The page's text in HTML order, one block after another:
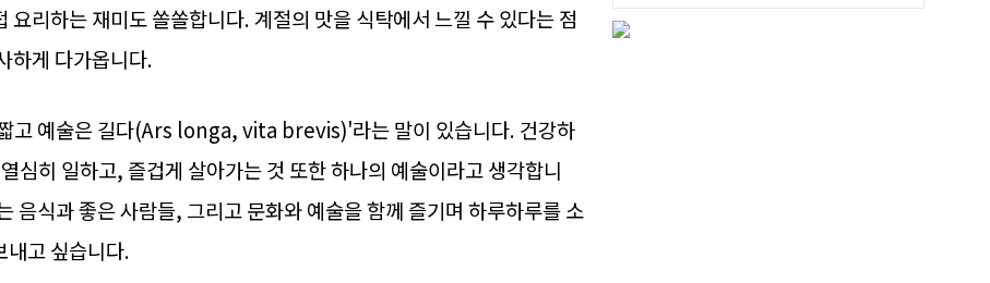
요리하는 재미도 쏠쏠합니다. 계절의 맛을 식탁에서 느낄 수 있다는 점
하게 다가옵니다.
고 예술은 길다(Ars longa, vita brevis)'라는 말이 있습니다. 건강하
심히 일하고, 즐겁게 살아가는 것 또한 하나의 예술이라고 생각합니
음식과 좋은 사람들, 그리고 문화와 예술을 함께 즐기며 하루하루를 소
내고 싶습니다.